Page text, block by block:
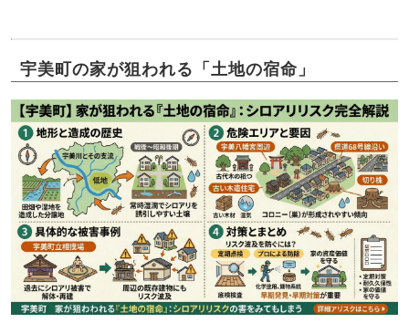
宇美町の家が狙われる「土地の宿命」